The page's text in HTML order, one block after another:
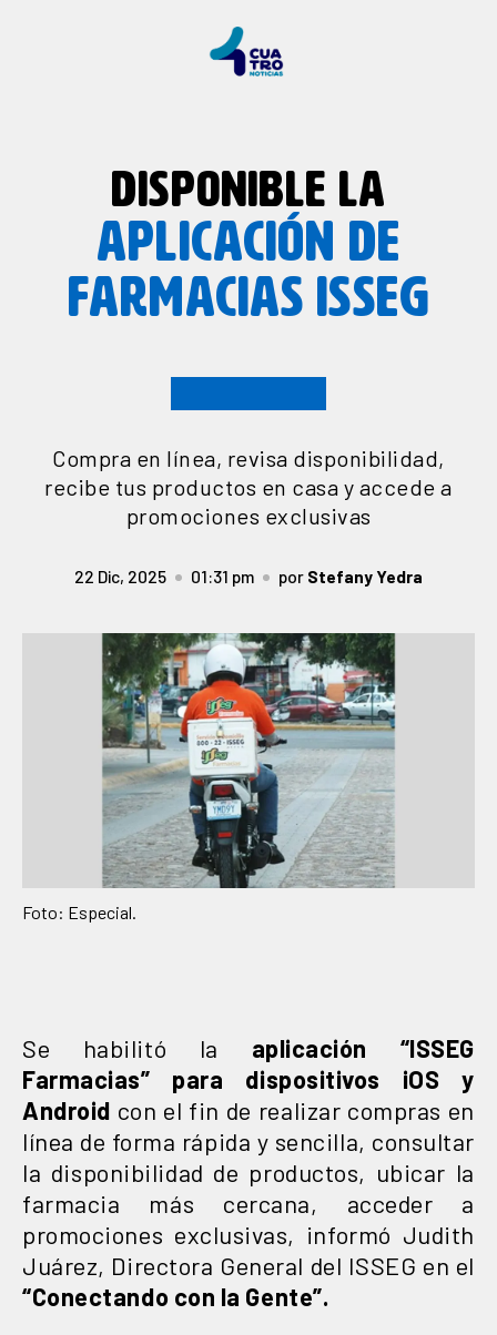
DISPONIBLE LA
APLICACIÓN DE
FARMACIAS ISSEG
Compra en línea, revisa disponibilidad,
recibe tus productos en casa y accede a
promociones exclusivas
22 Dic, 2025 01:31 pm por Stefany Yedra
Foto: Especial.
Se habilitó la aplicación “ISSEG
Farmacias” para dispositivos iOS y
Android con el fin de realizar compras en
línea de forma rápida y sencilla, consultar
la disponibilidad de productos, ubicar la
farmacia más cercana, acceder a
promociones exclusivas, informó Judith
Juárez, Directora General del ISSEG en el
“Conectando con la Gente”.